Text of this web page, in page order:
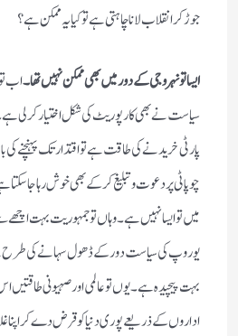
جوڑ کر انقلاب لانا چاہتی ہے تو کیا یہ ممکن ہے ؟
ایسا تو نہرو جی کے دور میں بھی ممکن نہیں تھا ۔اب
سیاست نے بھی کارپوریٹ کی شکل اختیار کر لی
پارٹی خریدنے کی طاقت ہے تو اقتدار تک
چوپاٹی پر دعوت و تبلیغ کر کے بھی خوش رہا جا
میں تو ایسا نہیں ہے ۔وہاں تو جمہوریت بہت
یوروپ کی سیاست دور کے ڈھول سہانے کی طرح
بہت پیچیدہ ہے ۔یوں تو عالمی اور صہیونی طاقتیں
اداروں کے ذریعے پوری دنیا کو قرض دے کر اپنا